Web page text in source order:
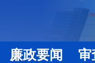
廉政要闻 审